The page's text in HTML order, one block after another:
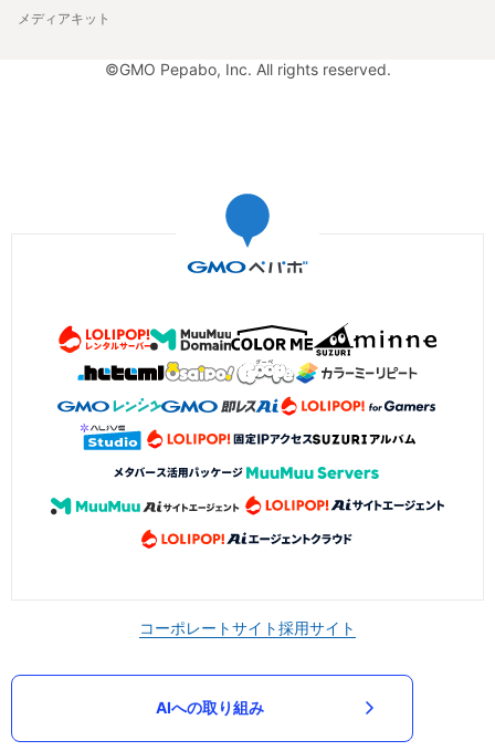
メディアキット
©GMO Pepabo, Inc. All rights reserved.
コーポレートサイト採用サイト
AIへの取り組み